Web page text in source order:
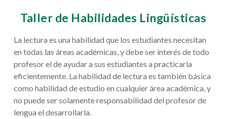
Taller de Habilidades Lingüísticas
La lectura es una habilidad que los estudiantes necesitan
en todas las áreas académicas, y debe ser interés de todo
profesor el de ayudar a sus estudiantes a practicarla
eficientemente. La habilidad de lectura es también básica
como habilidad de estudio en cualquier área académica, y
no puede ser solamente responsabilidad del profesor de
lengua el desarrollarla.